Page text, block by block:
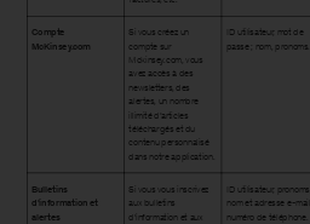
Compte
McKinsey.com
Si vous créez un
compte sur
Mckinsey.com, vous
avez accès à des
newsletters, des
alertes, un nombre
illimité d’articles
téléchargés et du
contenu personnalisé
dans notre application.
ID utilisateur, mot de
passe ; nom, pronoms.
Bulletins
d’information et
alertes
Si vous vous inscrivez
aux bulletins
d’information et aux
ID utilisateur, pronoms,
nom et adresse e-mail,
numéro de téléphone.